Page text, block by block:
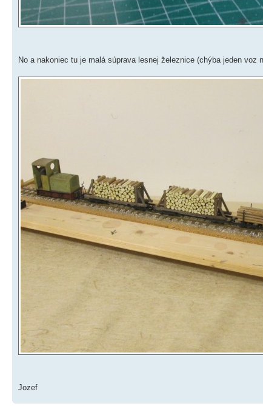
No a nakoniec tu je malá súprava lesnej železnice (chýba jeden voz
Jozef